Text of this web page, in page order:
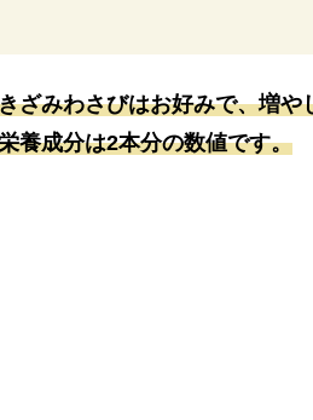
ざみわさびはお好みで、増や
養成分は2本分の数値です。